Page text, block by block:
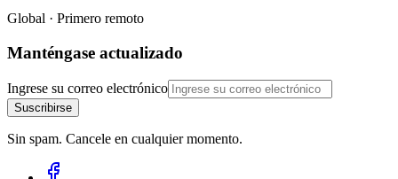
Global · Primero remoto
Manténgase actualizado
Ingrese su correo electrónico
Suscribirse
Sin spam. Cancele en cualquier momento.